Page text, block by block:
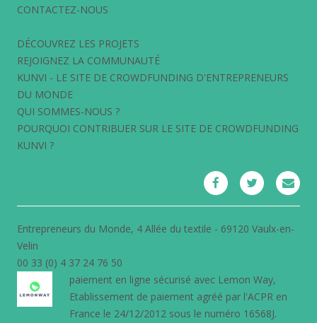
CONTACTEZ-NOUS
DÉCOUVREZ LES PROJETS
REJOIGNEZ LA COMMUNAUTÉ
KUNVI - LE SITE DE CROWDFUNDING D'ENTREPRENEURS
DU MONDE
QUI SOMMES-NOUS ?
POURQUOI CONTRIBUER SUR LE SITE DE CROWDFUNDING
KUNVI ?
Entrepreneurs du Monde, 4 Allée du textile - 69120 Vaulx-en-
Velin
00 33 (0) 4 37 24 76 50
paiement en ligne sécurisé avec Lemon Way,
Etablissement de paiement agréé par l'ACPR en
France le 24/12/2012 sous le numéro 16568J.